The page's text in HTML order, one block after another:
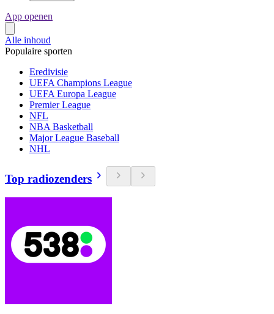
App openen
Alle inhoud
Populaire sporten
Eredivisie
UEFA Champions League
UEFA Europa League
Premier League
NFL
NBA Basketball
Major League Baseball
NHL
Top radiozenders